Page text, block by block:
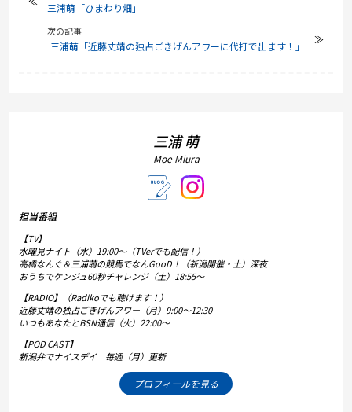
三浦萌「ひまわり畑」
次の記事
三浦萌「近藤丈靖の独占ごきげんアワーに代打で出ます！」
三浦 萌
Moe Miura
担当番組
【TV】
水曜見ナイト（水）19:00～（TVerでも配信！）
高橋なんぐ＆三浦萌の競馬でなんGooD！（新潟開催・土）深夜
おうちでケンジュ60秒チャレンジ（土）18:55～
【RADIO】（Radikoでも聴けます！）
近藤丈靖の独占ごきげんアワー（月）9:00～12:30
いつもあなたとBSN通信（火）22:00～
【POD CAST】
新潟弁でナイスデイ 毎週（月）更新
プロフィールを見る